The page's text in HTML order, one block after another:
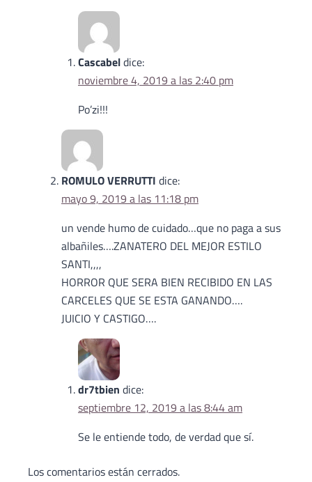
Cascabeldice:
noviembre 4, 2019 a las 2:40 pm
Po’zi!!!
ROMULO VERRUTTI dice:
mayo 9, 2019 a las 11:18 pm
un vende humo de cuidado…que no paga a sus
albañiles….ZANATERO DEL MEJOR ESTILO
SANTI,,,,
HORROR QUE SERA BIEN RECIBIDO EN LAS
CARCELES QUE SE ESTA GANANDO….
JUICIO Y CASTIGO….
dr7tbien dice:
septiembre 12, 2019 a las 8:44 am
Se le entiende todo, de verdad que sí.
Los comentarios están cerrados.